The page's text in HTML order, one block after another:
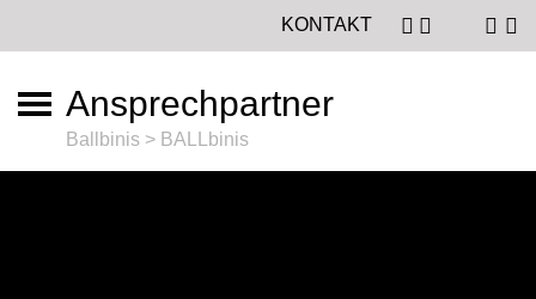
KONTAKT
Ansprechpartner
Ballbinis > BALLbinis